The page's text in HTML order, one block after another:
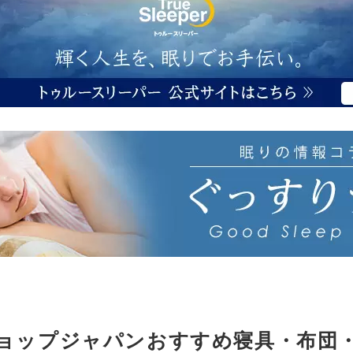
ップジャパンおすすめ寝具・布団